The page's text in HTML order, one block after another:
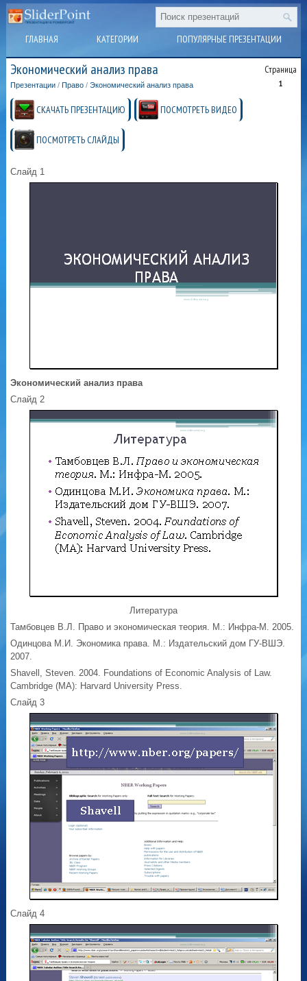
ГЛАВНАЯ КАТЕГОРИИ ПОПУЛЯРНЫЕ ПРЕЗЕНТАЦИИ
Экономический анализ права Страница
1
Презентации / Право /Экономический анализ права
СКАЧАТЬ ПРЕЗЕНТАЦИЮ ПОСМОТРЕТЬ ВИДЕО
ПОСМОТРЕТЬ СЛАЙДЫ
Слайд 1
Экономический анализ права
Слайд 2
Литература
Тамбовцев В.Л. Право и экономическая теория. М.: Инфра-М. 2005.
Одинцова М.И. Экономика права. М.: Издательский дом ГУ-ВШЭ.
2007.
Shavell, Steven. 2004. Foundations of Economic Analysis of Law.
Cambridge (MA): Harvard University Press.
Слайд 3
Слайд 4